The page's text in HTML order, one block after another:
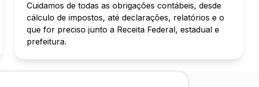
Cuidamos de todas as obrigações contábeis, desde
cálculo de impostos, até declarações, relatórios e o
que for preciso junto a Receita Federal, estadual e
prefeitura.